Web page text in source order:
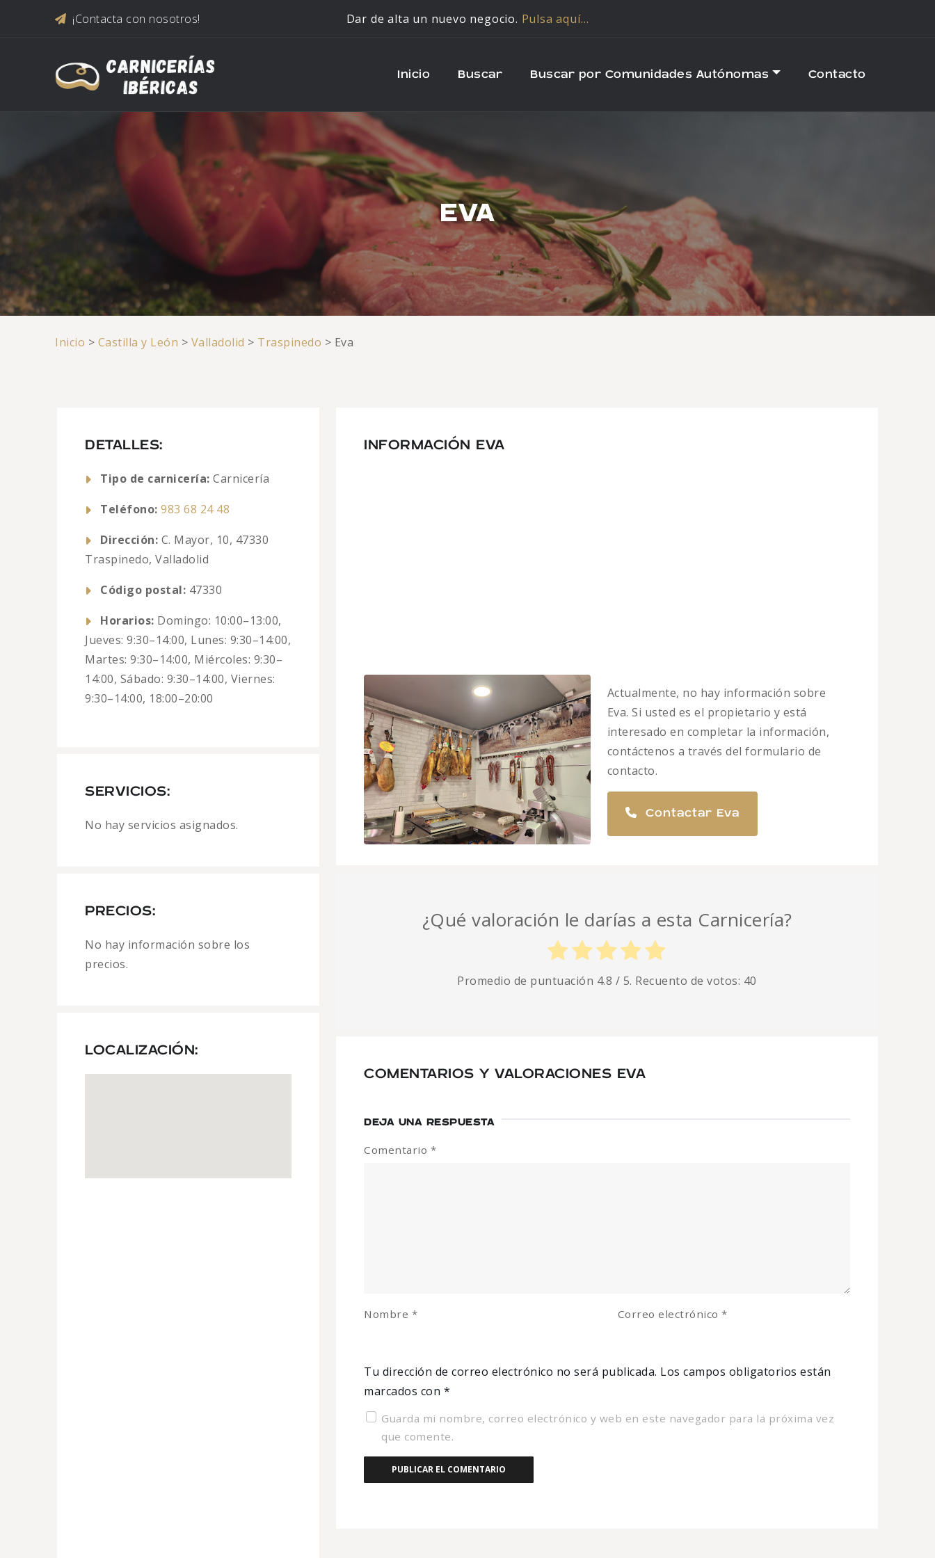
¡Contacta con nosotros! Dar de alta un nuevo negocio. Pulsa aquí…
Inicio Buscar Buscar por Comunidades Autónomas Contacto
EVA
Inicio > Castilla y León > Valladolid > Traspinedo > Eva
DETALLES:
Tipo de carnicería: Carnicería
Teléfono: 983 68 24 48
Dirección: C. Mayor, 10, 47330
Traspinedo, Valladolid
Código postal: 47330
Horarios: Domingo: 10:00–13:00,
Jueves: 9:30–14:00, Lunes: 9:30–14:00,
Martes: 9:30–14:00, Miércoles: 9:30–
14:00, Sábado: 9:30–14:00, Viernes:
9:30–14:00, 18:00–20:00
SERVICIOS:
No hay servicios asignados.
PRECIOS:
No hay información sobre los
precios.
LOCALIZACIÓN:
INFORMACIÓN EVA
Actualmente, no hay información sobre
Eva. Si usted es el propietario y está
interesado en completar la información,
contáctenos a través del formulario de
contacto.
Contactar Eva
¿Qué valoración le darías a esta Carnicería?
Promedio de puntuación 4.8 / 5. Recuento de votos: 40
COMENTARIOS Y VALORACIONES EVA
DEJA UNA RESPUESTA
Tu dirección de correo electrónico no será publicada. Los campos obligatorios están
marcados con *
Comentario *
Nombre * Correo electrónico*
Guarda mi nombre, correo electrónico y web en este navegador para la próxima vez
que comente.